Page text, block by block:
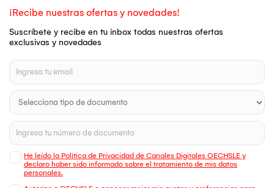
¡Recibe nuestras ofertas y novedades!
Suscríbete y recibe en tu inbox todas nuestras ofertas
exclusivas y novedades
He leído la Política de Privacidad de Canales Digitales OECHSLE y
declaro haber sido informado sobre el tratamiento de mis datos
personales.